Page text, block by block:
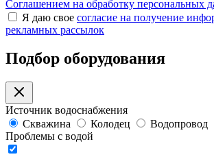
Соглашением на обработку персональных
Я даю свое согласие на получение
рекламных рассылок
Подбор оборудования
Источник водоснабжения
Скважина
Колодец
Водопровод
Проблемы с водой